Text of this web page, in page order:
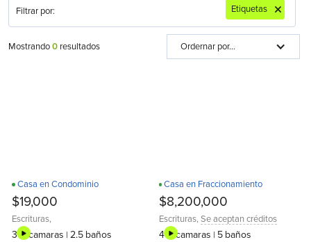
Filtrar por: Etiquetas
Mostrando0 resultados Ordernar por...
Casa en Condominio
$19,000
Escrituras,
3 recamaras | 2.5 baños
Recamara en PB
¡Estrena!
D
Casa en Fraccionamiento
$8,200,000
Escrituras,Se aceptan créditos
4 recamaras | 5 baños